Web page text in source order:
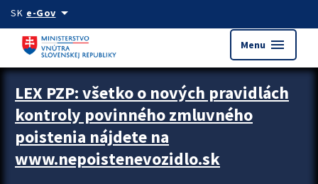
Preskocit na hlavný obsah
SK e-Govarrow_drop_down
Menu menu
Zastavit automatický posun upútavok
LEX PZP: všetko o nových pravidlách
kontroly povinného zmluvného
poistenia nájdete na
www.nepoistenevozidlo.sk